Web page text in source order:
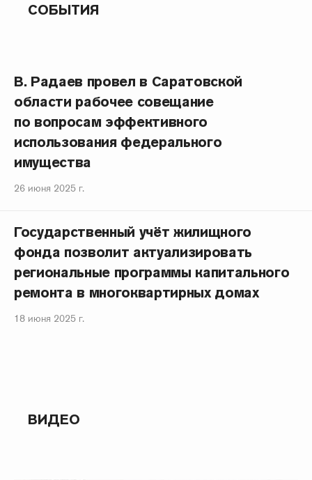
СОБЫТИЯ
В. Радаев провел в Саратовской
области рабочее совещание
по вопросам эффективного
использования федерального
имущества
26 июня 2025 г.
Государственный учёт жилищного
фонда позволит актуализировать
региональные программы капитального
ремонта в многоквартирных домах
18 июня 2025 г.
ВИДЕО